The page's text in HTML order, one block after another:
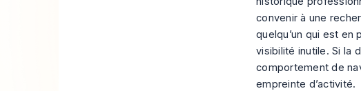
convenir à une
quelqu’un qui est
visibilité inutile. Si la
comportement de
empreinte d’activité.